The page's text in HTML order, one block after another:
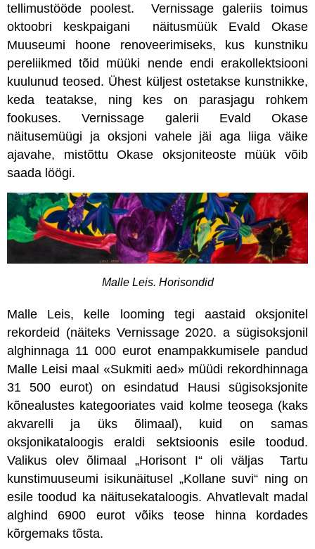
tellimustööde poolest. Vernissage galeriis toimus
oktoobri keskpaigani näitusmüük Evald Okase
Muuseumi hoone renoveerimiseks, kus kunstniku
pereliikmed tõid müüki nende endi erakollektsiooni
kuulunud teosed. Ühest küljest ostetakse kunstnikke,
keda teatakse, ning kes on parasjagu rohkem
fookuses. Vernissage galerii Evald Okase
näitusemüügi ja oksjoni vahele jäi aga liiga väike
ajavahe, mistõttu Okase oksjoniteoste müük võib
saada löögi.
Malle Leis. Horisondid
Malle Leis, kelle looming tegi aastaid oksjonitel
rekordeid (näiteks Vernissage 2020. a sügisoksjonil
alghinnaga 11 000 eurot enampakkumisele pandud
Malle Leisi maal «Sukmiti aed» müüdi rekordhinnaga
31 500 eurot) on esindatud Hausi sügisoksjonite
kõnealustes kategooriates vaid kolme teosega (kaks
akvarelli ja üks õlimaal), kuid on samas
oksjonikataloogis eraldi sektsioonis esile toodud.
Valikus olev õlimaal „Horisont I“ oli väljas Tartu
kunstimuuseumi isikunäitusel „Kollane suvi“ ning on
esile toodud ka näitusekataloogis. Ahvatlevalt madal
alghind 6900 eurot võiks teose hinna kordades
kõrgemaks tõsta.